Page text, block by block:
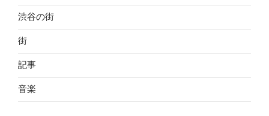
渋谷の街
街
記事
音楽